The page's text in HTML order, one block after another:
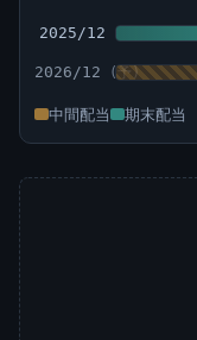
2025/12
2026/12
中間配当 期末配当